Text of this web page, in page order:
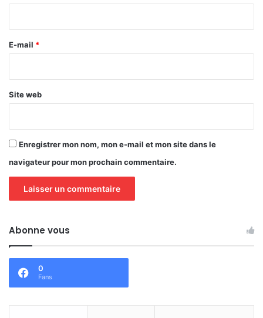
e
E-mail *
Site web
Enregistrer mon nom, mon e-mail et mon site dans le
navigateur pour mon prochain commentaire.
Abonne vous
0
Fans